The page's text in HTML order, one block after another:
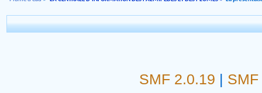
SMF 2.0.19 |